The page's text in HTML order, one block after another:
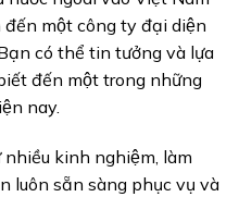
một công ty đại diện
có thể tin tưởng và lựa
đến một trong những
nay.
kinh nghiệm, làm
luôn sẵn sàng phục vụ và